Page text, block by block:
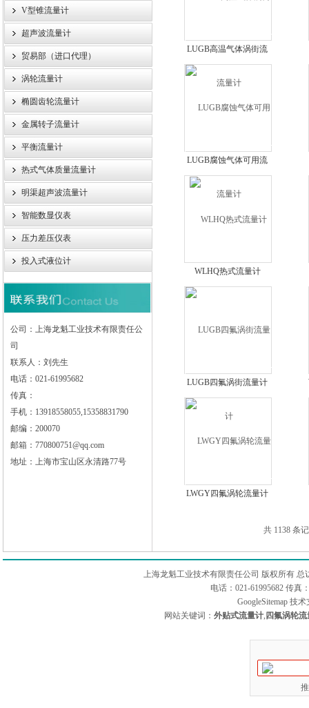
V型锥流量计
超声波流量计
贸易部（进口代理）
涡轮流量计
椭圆齿轮流量计
金属转子流量计
平衡流量计
热式气体质量流量计
明渠超声波流量计
智能数显仪表
压力差压仪表
投入式液位计
公司：上海龙魁工业技术有限责任公
司
联系人：刘先生
电话：021-61995682
传真：
手机：13918558055,15358831790
邮编：200070
邮箱：770800751@qq.com
地址：上海市宝山区永清路77号
LUGB高温气体涡街流
量计
LUGB腐蚀气体可用流
量计
WLHQ热式流量计
LUGB四氟涡街流量计
LWGY四氟涡轮流量计
共 1138 条
上海龙魁工业技术有限责任公司 版权所有 总
电话：021-61995682 传真
GoogleSitemap技术
网站关键词： 外贴式流量计, 四氟涡轮流